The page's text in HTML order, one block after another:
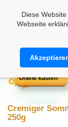
Diese
Webseite
Online kaufen
Cremiger
250g